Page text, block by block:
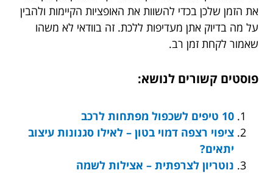
את הזמן שלכן בכדי להשוות את האופציות הקיימות ולהבין
על מה בדיוק אתן מעדיפות ללכת. זה בוודאי לא משהו
שאמור לקחת זמן רב.
פוסטים קשורים לנושא:
10 טיפים לשכפול מפתחות לרכב
ציפוי רצפה דמוי בטון – לאילו סגנונות עיצוב
יתאים?
נוטריון לצרפתית – אצילות לשמה